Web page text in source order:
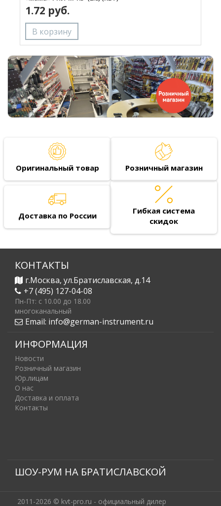
1.72 руб.
Оригинальный товар Розничный магазин
Доставка по России
Гибкая система
скидок
КОНТАКТЫ
г.Москва, ул.Братиславская, д.14
+7 (495) 127-04-08
Пн-Пт: c 10.00 до 18.00
многоканальный
Email: info@german-instrument.ru
ИНФОРМАЦИЯ
Новости
Розничный магазин
Юр.лицам
О нас
Доставка и оплата
Контакты
ШОУ-РУМ НА БРАТИСЛАВСКОЙ
2011-2026 © kvt-pro.ru - официальный дилер